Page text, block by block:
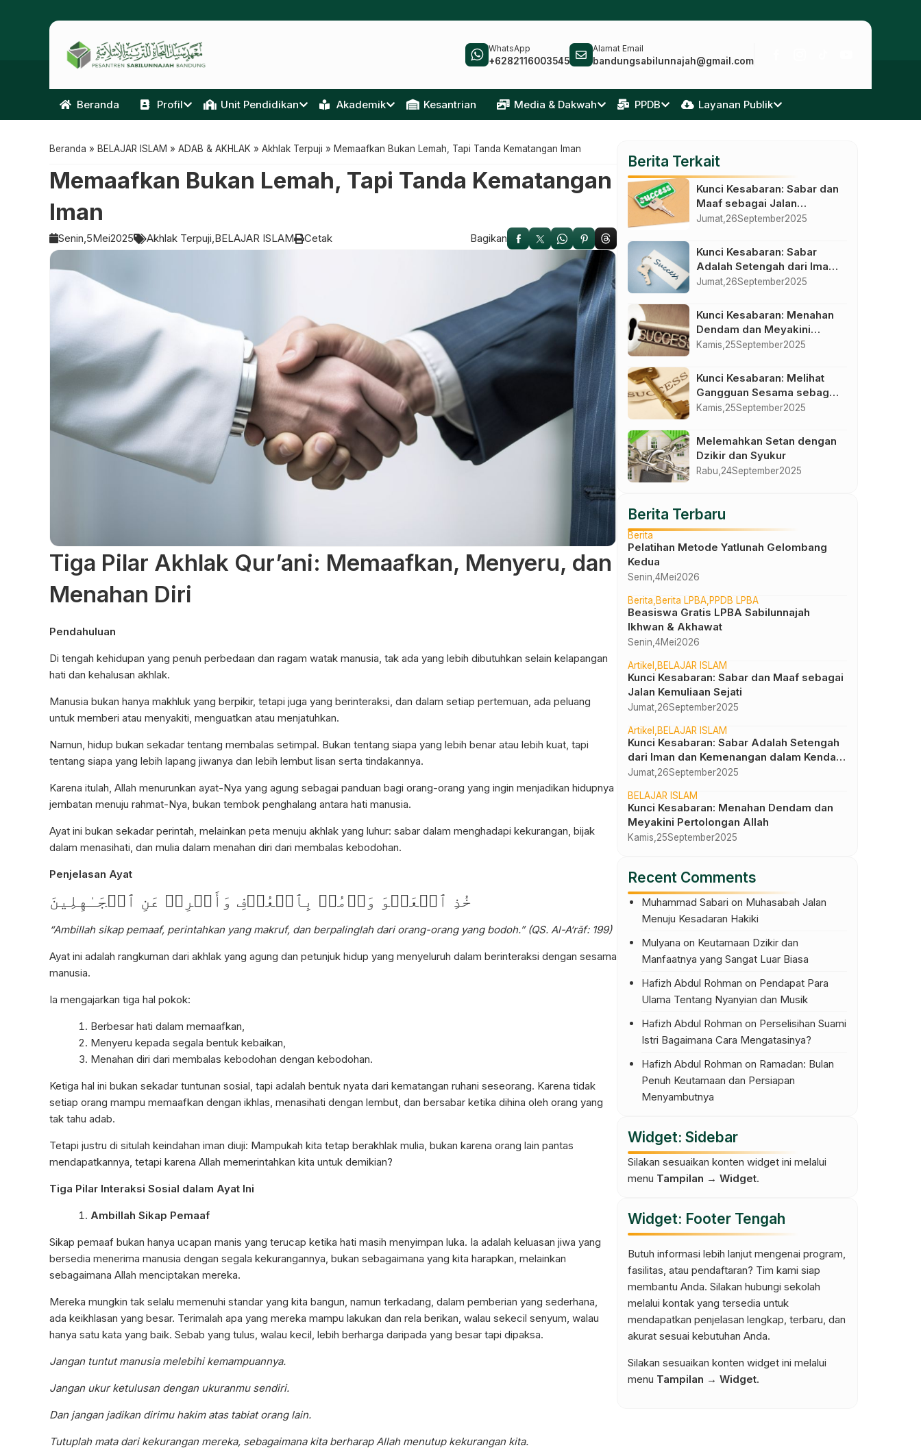
WhatsApp
+6282116003545
Alamat Email
bandungsabilunnajah@gmail.com
Beranda Profil Unit Pendidikan Akademik Kesantrian Media & Dakwah PPDB Layanan Publik
Beranda » BELAJAR ISLAM » ADAB & AKHLAK » Akhlak Terpuji » Memaafkan Bukan Lemah, Tapi Tanda Kematangan Iman
Memaafkan Bukan Lemah, Tapi Tanda Kematangan
Iman
Senin,5Mei2025 Akhlak Terpuji BELAJAR ISLAM Cetak Bagikan
Tiga Pilar Akhlak Qur’ani: Memaafkan, Menyeru, dan
Menahan Diri
Pendahuluan
Di tengah kehidupan yang penuh perbedaan dan ragam watak manusia, tak ada yang lebih dibutuhkan selain kelapangan
hati dan kehalusan akhlak.
Manusia bukan hanya makhluk yang berpikir, tetapi juga yang berinteraksi, dan dalam setiap pertemuan, ada peluang
untuk memberi atau menyakiti, menguatkan atau menjatuhkan.
Namun, hidup bukan sekadar tentang membalas setimpal. Bukan tentang siapa yang lebih benar atau lebih kuat, tapi
tentang siapa yang lebih lapang jiwanya dan lebih lembut lisan serta tindakannya.
Karena itulah, Allah menurunkan ayat-Nya yang agung sebagai panduan bagi orang-orang yang ingin menjadikan hidupnya
jembatan menuju rahmat-Nya, bukan tembok penghalang antara hati manusia.
Ayat ini bukan sekadar perintah, melainkan peta menuju akhlak yang luhur: sabar dalam menghadapi kekurangan, bijak
dalam menasihati, dan mulia dalam menahan diri dari membalas kebodohan.
Penjelasan Ayat
خُذِ ٱلۡعَفۡوَ وَأۡمُرۡ بِٱلۡعُرۡفِ وَأَعۡرِضۡ عَنِ ٱلۡجَـٰهِلِينَ
“Ambillah sikap pemaaf, perintahkan yang makruf, dan berpalinglah dari orang-orang yang bodoh.” (QS. Al-A‘rāf: 199)
Ayat ini adalah rangkuman dari akhlak yang agung dan petunjuk hidup yang menyeluruh dalam berinteraksi dengan sesama
manusia.
Ia mengajarkan tiga hal pokok:
Berbesar hati dalam memaafkan,
Menyeru kepada segala bentuk kebaikan,
Menahan diri dari membalas kebodohan dengan kebodohan.
Ketiga hal ini bukan sekadar tuntunan sosial, tapi adalah bentuk nyata dari kematangan ruhani seseorang. Karena tidak
setiap orang mampu memaafkan dengan ikhlas, menasihati dengan lembut, dan bersabar ketika dihina oleh orang yang
tak tahu adab.
Tetapi justru di situlah keindahan iman diuji: Mampukah kita tetap berakhlak mulia, bukan karena orang lain pantas
mendapatkannya, tetapi karena Allah memerintahkan kita untuk demikian?
Tiga Pilar Interaksi Sosial dalam Ayat Ini
Ambillah Sikap Pemaaf
Sikap pemaaf bukan hanya ucapan manis yang terucap ketika hati masih menyimpan luka. Ia adalah keluasan jiwa yang
bersedia menerima manusia dengan segala kekurangannya, bukan sebagaimana yang kita harapkan, melainkan
sebagaimana Allah menciptakan mereka.
Mereka mungkin tak selalu memenuhi standar yang kita bangun, namun terkadang, dalam pemberian yang sederhana,
ada keikhlasan yang besar. Terimalah apa yang mereka mampu lakukan dan rela berikan, walau sekecil senyum, walau
hanya satu kata yang baik. Sebab yang tulus, walau kecil, lebih berharga daripada yang besar tapi dipaksa.
Jangan tuntut manusia melebihi kemampuannya.
Jangan ukur ketulusan dengan ukuranmu sendiri.
Dan jangan jadikan dirimu hakim atas tabiat orang lain.
Tutuplah mata dari kekurangan mereka, sebagaimana kita berharap Allah menutup kekurangan kita.
Berita Terkait
Kunci Kesabaran: Sabar dan
Maaf sebagai Jalan
Kemuliaan Sejati
Jumat, 26September2025
Kunci Kesabaran: Sabar
Adalah Setengah dari Iman
dan Kemenangan dalam
Jumat, 26September2025
Kunci Kesabaran: Menahan
Dendam dan Meyakini
Pertolongan Allah
Kamis, 25September2025
Kunci Kesabaran: Melihat
Gangguan Sesama sebagai
Jalan Menuju Kemuliaan
Kamis, 25September2025
Melemahkan Setan dengan
Dzikir dan Syukur
Rabu, 24September2025
Berita Terbaru
Berita
Pelatihan Metode Yatlunah Gelombang
Kedua
Senin, 4Mei2026
Berita Berita LPBA PPDB LPBA
Beasiswa Gratis LPBA Sabilunnajah
Ikhwan & Akhawat
Senin, 4Mei2026
Artikel BELAJAR ISLAM
Kunci Kesabaran: Sabar dan Maaf sebagai
Jalan Kemuliaan Sejati
Jumat, 26September2025
Artikel BELAJAR ISLAM
Kunci Kesabaran: Sabar Adalah Setengah
dari Iman dan Kemenangan dalam Kendali
Diri
Jumat, 26September2025
BELAJAR ISLAM
Kunci Kesabaran: Menahan Dendam dan
Meyakini Pertolongan Allah
Kamis, 25September2025
Recent Comments
Muhammad Sabari on Muhasabah Jalan
Menuju Kesadaran Hakiki
Mulyana on Keutamaan Dzikir dan
Manfaatnya yang Sangat Luar Biasa
Hafizh Abdul Rohman on Pendapat Para
Ulama Tentang Nyanyian dan Musik
Hafizh Abdul Rohman on Perselisihan Suami
Istri Bagaimana Cara Mengatasinya?
Hafizh Abdul Rohman on Ramadan: Bulan
Penuh Keutamaan dan Persiapan
Menyambutnya
Widget: Sidebar
Silakan sesuaikan konten widget ini melalui
menu Tampilan → Widget.
Widget: Footer Tengah
Butuh informasi lebih lanjut mengenai program,
fasilitas, atau pendaftaran? Tim kami siap
membantu Anda. Silakan hubungi sekolah
melalui kontak yang tersedia untuk
mendapatkan penjelasan lengkap, terbaru, dan
akurat sesuai kebutuhan Anda.
Silakan sesuaikan konten widget ini melalui
menu Tampilan → Widget.